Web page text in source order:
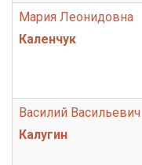
Мария Леонидовна
Каленчук
Василий Васильевич
Калугин